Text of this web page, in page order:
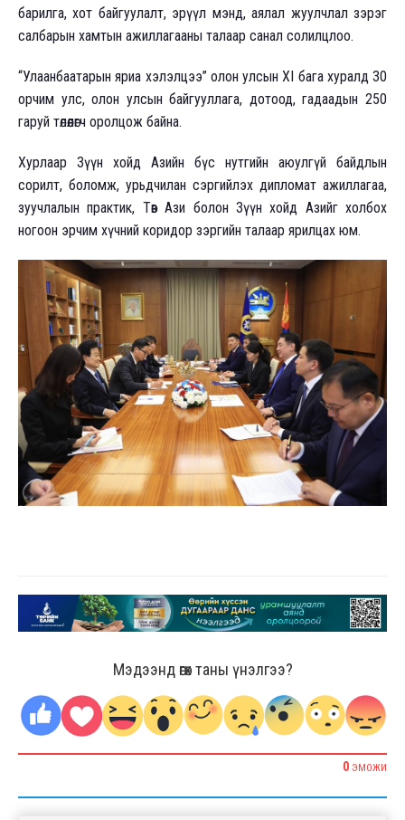
барилга, хот байгуулалт, эрүүл мэнд, аялал жуулчлал зэрэг
салбарын хамтын ажиллагааны талаар санал солилцлоо.
“Улаанбаатарын яриа хэлэлцээ” олон улсын XI бага хуралд 30
орчим улс, олон улсын байгууллага, дотоод, гадаадын 250
гаруй төлөөлөгч оролцож байна.
Хурлаар Зүүн хойд Азийн бүс нутгийн аюулгүй байдлын
сорилт, боломж, урьдчилан сэргийлэх дипломат ажиллагаа,
зуучлалын практик, Төв Ази болон Зүүн хойд Азийг холбох
ногоон эрчим хүчний коридор зэргийн талаар ярилцах юм.
Мэдээнд өгөх таны үнэлгээ?
0 ЭМОЖИ